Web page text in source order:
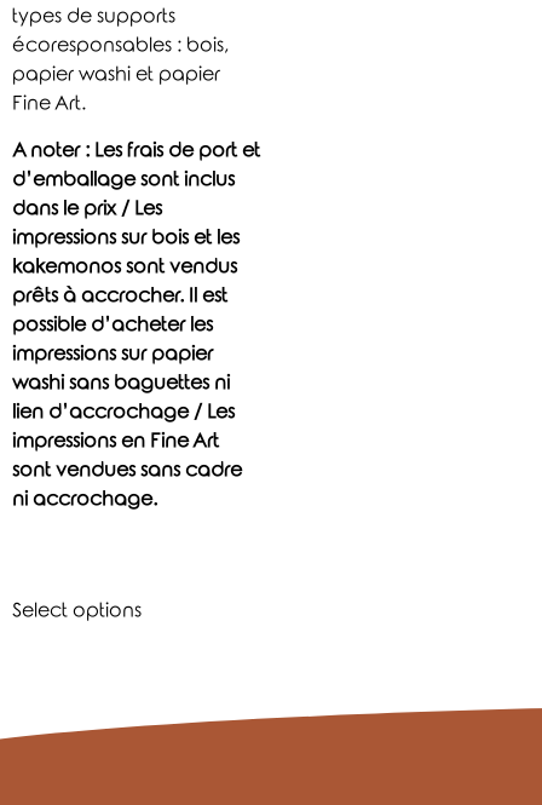
types de supports
écoresponsables : bois,
papier washi et papier
Fine Art.
A noter : Les frais de port et
d’emballage sont inclus
dans le prix / Les
impressions sur bois et les
kakemonos sont vendus
prêts à accrocher. Il est
possible d’acheter les
impressions sur papier
washi sans baguettes ni
lien d’accrochage / Les
impressions en Fine Art
sont vendues sans cadre
ni accrochage.
Select options